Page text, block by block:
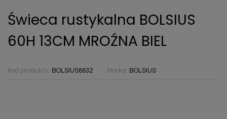
Świeca rustykalna BOLSIUS
60H 13CM MROŹNA BIEL
Kod produktu: BOLSIUS6632 Marka: BOLSIUS